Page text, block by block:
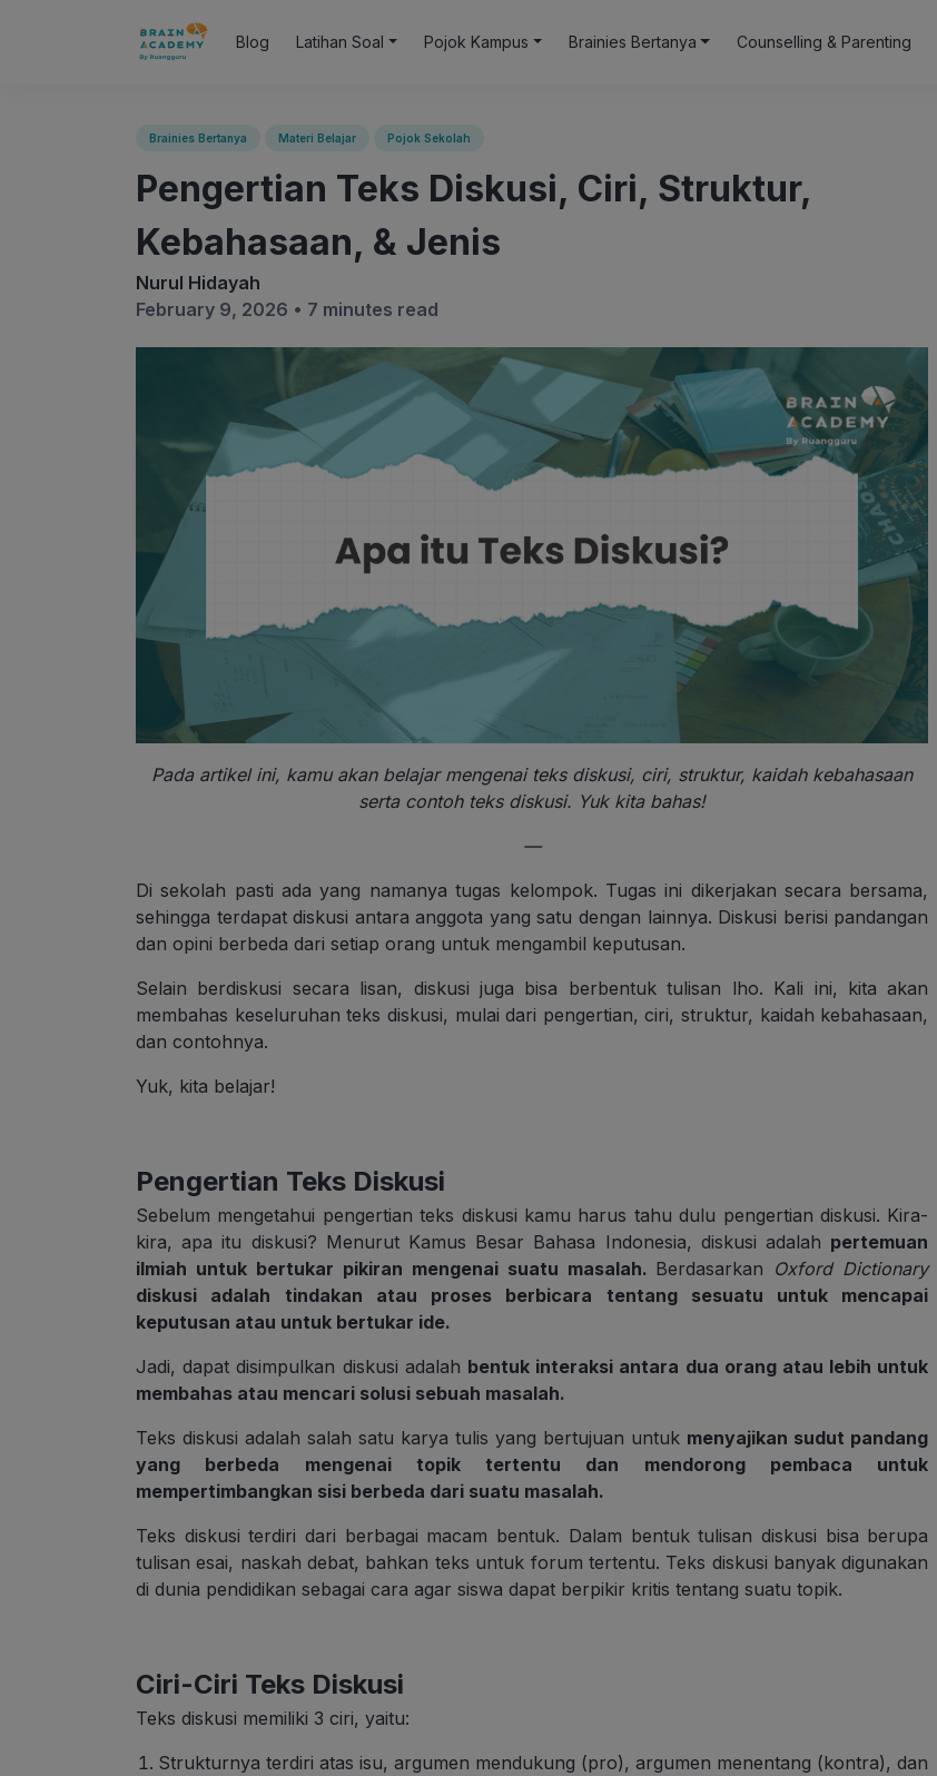
Blog Latihan Soal Pojok Kampus Brainies Bertanya Counselling & Parenting
Brainies Bertanya Materi Belajar Pojok Sekolah
Pengertian Teks Diskusi, Ciri, Struktur,
Kebahasaan, & Jenis
Nurul Hidayah
February 9, 2026 • 7 minutes read
Pada artikel ini, kamu akan belajar mengenai teks diskusi, ciri, struktur, kaidah kebahasaan
serta contoh teks diskusi. Yuk kita bahas!
—
Di sekolah pasti ada yang namanya tugas kelompok. Tugas ini dikerjakan secara bersama,
sehingga terdapat diskusi antara anggota yang satu dengan lainnya. Diskusi berisi pandangan
dan opini berbeda dari setiap orang untuk mengambil keputusan.
Selain berdiskusi secara lisan, diskusi juga bisa berbentuk tulisan lho. Kali ini, kita akan
membahas keseluruhan teks diskusi, mulai dari pengertian, ciri, struktur, kaidah kebahasaan,
dan contohnya.
Yuk, kita belajar!
Pengertian Teks Diskusi
Sebelum mengetahui pengertian teks diskusi kamu harus tahu dulu pengertian diskusi. Kira-
kira, apa itu diskusi? Menurut Kamus Besar Bahasa Indonesia, diskusi adalah pertemuan
ilmiah untuk bertukar pikiran mengenai suatu masalah. Berdasarkan Oxford Dictionary
diskusi adalah tindakan atau proses berbicara tentang sesuatu untuk mencapai
keputusan atau untuk bertukar ide.
Jadi, dapat disimpulkan diskusi adalah bentuk interaksi antara dua orang atau lebih untuk
membahas atau mencari solusi sebuah masalah.
Teks diskusi adalah salah satu karya tulis yang bertujuan untuk menyajikan sudut pandang
yang berbeda mengenai topik tertentu dan mendorong pembaca untuk
mempertimbangkan sisi berbeda dari suatu masalah.
Teks diskusi terdiri dari berbagai macam bentuk. Dalam bentuk tulisan diskusi bisa berupa
tulisan esai, naskah debat, bahkan teks untuk forum tertentu. Teks diskusi banyak digunakan
di dunia pendidikan sebagai cara agar siswa dapat berpikir kritis tentang suatu topik.
Ciri-Ciri Teks Diskusi
Teks diskusi memiliki 3 ciri, yaitu:
Strukturnya terdiri atas isu, argumen mendukung (pro), argumen menentang (kontra), dan